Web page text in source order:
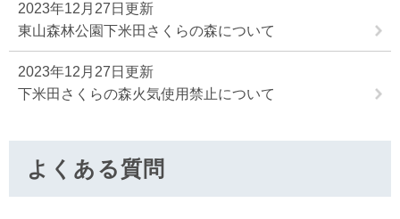
2023年12月27日更新
東山森林公園下米田さくらの森について
2023年12月27日更新
下米田さくらの森火気使用禁止について
よくある質問